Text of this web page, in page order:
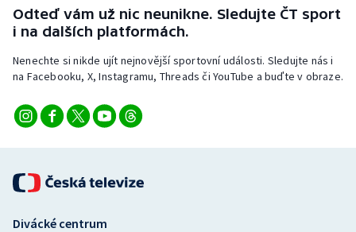
Stolní tenis
Veslování
Vodní slalom
Odteď vám už nic neunikne. Sledujte ČT sport
i na dalších platformách.
Nenechte si nikde ujít nejnovější sportovní události. Sledujte nás i
na Facebooku, X, Instagramu, Threads či YouTube a buďte v obraze.
Divácké centrum